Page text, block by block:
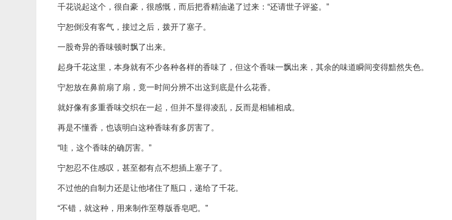
千花说起这个，很自豪，很感慨，而后把香精油递了过来：“还请世子评鉴。”
宁恕倒没有客气，接过之后，拨开了塞子。
一股奇异的香味顿时飘了出来。
起身千花这里，本身就有不少各种各样的香味了，但这个香味一飘出来，其余的味道瞬间变得黯然失色。
宁恕放在鼻前扇了扇，竟一时间分辨不出这到底是什么花香。
就好像有多重香味交织在一起，但并不显得凌乱，反而是相辅相成。
再是不懂香，也该明白这种香味有多厉害了。
“哇，这个香味的确厉害。”
宁恕忍不住感叹，甚至都有点不想插上塞子了。
不过他的自制力还是让他堵住了瓶口，递给了千花。
“不错，就这种，用来制作至尊版香皂吧。”